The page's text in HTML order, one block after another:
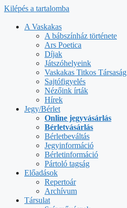
Kilépés a tartalomba
A Vaskakas
A bábszínház története
Ars Poetica
Díjak
Játszóhelyeink
Vaskakas Titkos Társaság
Sajtófigyelés
Nézőink írták
Hírek
Jegy/Bérlet
Online jegyvásárlás
Bérletvásárlás
Bérletbeváltás
Jegyinformáció
Bérletinformáció
Pártoló tagság
Előadások
Repertoár
Archívum
Társulat